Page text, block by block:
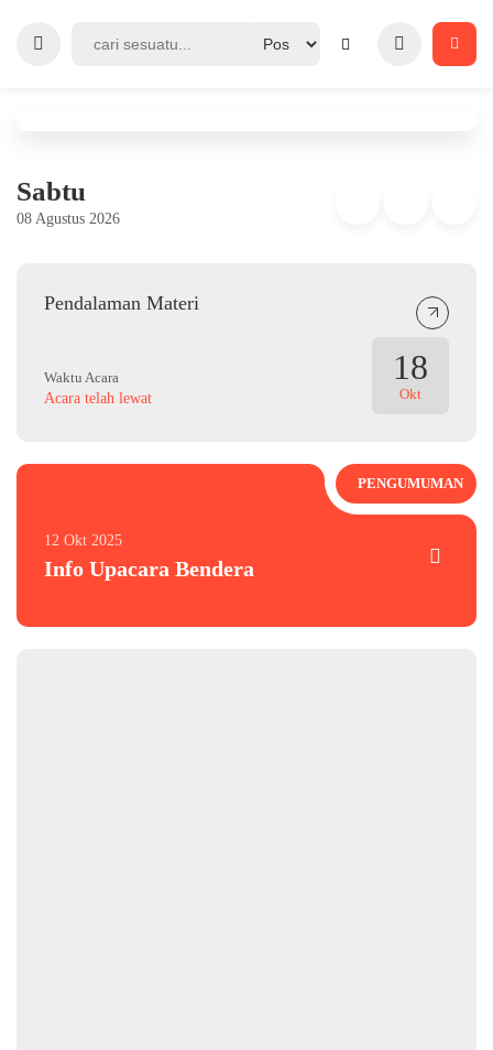
Sabtu
08 Agustus 2026
Pendalaman Materi
18
Okt
Waktu Acara
Acara telah lewat
PENGUMUMAN
12 Okt 2025
Info Upacara Bendera